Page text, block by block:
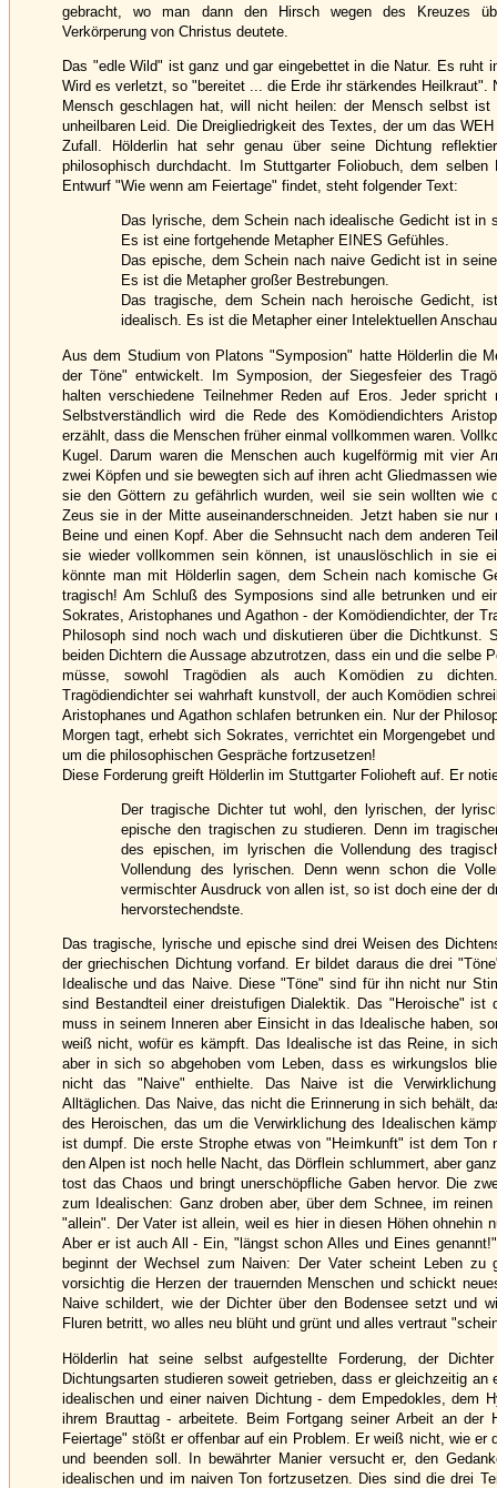
gebracht, wo man dann den Hirsch wegen des Kreuzes
Verkörperung von Christus deutete.
Das "edle Wild" ist ganz und gar eingebettet in die Natur. Es ruht
Wird es verletzt, so "bereitet ... die Erde ihr stärkendes Heilkraut".
Mensch geschlagen hat, will nicht heilen: der Mensch selbst ist
unheilbaren Leid. Die Dreigliedrigkeit des Textes, der um das
Zufall. Hölderlin hat sehr genau über seine Dichtung
philosophisch durchdacht. Im Stuttgarter Foliobuch, dem
Entwurf "Wie wenn am Feiertage" findet, steht folgender Text:
Das lyrische, dem Schein nach idealische Gedicht ist in
Es ist eine fortgehende Metapher EINES Gefühles.
Das epische, dem Schein nach naive Gedicht ist in
Es ist die Metapher großer Bestrebungen.
Das tragische, dem Schein nach heroische Gedicht,
idealisch. Es ist die Metapher einer Intelektuellen
Aus dem Studium von Platons "Symposion" hatte Hölderlin die
der Töne" entwickelt. Im Symposion, der Siegesfeier des
halten verschiedene Teilnehmer Reden auf Eros. Jeder spricht
Selbstverständlich wird die Rede des Komödiendichters
erzählt, dass die Menschen früher einmal vollkommen waren.
Kugel. Darum waren die Menschen auch kugelförmig mit vier
zwei Köpfen und sie bewegten sich auf ihren acht Gliedmassen
sie den Göttern zu gefährlich wurden, weil sie sein wollten wie
Zeus sie in der Mitte auseinanderschneiden. Jetzt haben sie nur
Beine und einen Kopf. Aber die Sehnsucht nach dem anderen
sie wieder vollkommen sein können, ist unauslöschlich in sie
könnte man mit Hölderlin sagen, dem Schein nach komische
tragisch! Am Schluß des Symposions sind alle betrunken und
Sokrates, Aristophanes und Agathon - der Komödiendichter, der
Philosoph sind noch wach und diskutieren über die Dichtkunst.
beiden Dichtern die Aussage abzutrotzen, dass ein und die selbe
müsse, sowohl Tragödien als auch Komödien zu
Tragödiendichter sei wahrhaft kunstvoll, der auch Komödien
Aristophanes und Agathon schlafen betrunken ein. Nur der
Morgen tagt, erhebt sich Sokrates, verrichtet ein Morgengebet
um die philosophischen Gespräche fortzusetzen!
Diese Forderung greift Hölderlin im Stuttgarter Folioheft auf. Er
Der tragische Dichter tut wohl, den lyrischen, der
epische den tragischen zu studieren. Denn im
des epischen, im lyrischen die Vollendung des
Vollendung des lyrischen. Denn wenn schon die
vermischter Ausdruck von allen ist, so ist doch eine der
hervorstechendste.
Das tragische, lyrische und epische sind drei Weisen des
der griechischen Dichtung vorfand. Er bildet daraus die drei
Idealische und das Naive. Diese "Töne" sind für ihn nicht nur
sind Bestandteil einer dreistufigen Dialektik. Das "Heroische" ist
muss in seinem Inneren aber Einsicht in das Idealische haben,
weiß nicht, wofür es kämpft. Das Idealische ist das Reine, in
aber in sich so abgehoben vom Leben, dass es wirkungslos
nicht das "Naive" enthielte. Das Naive ist die
Alltäglichen. Das Naive, das nicht die Erinnerung in sich behält,
des Heroischen, das um die Verwirklichung des Idealischen
ist dumpf. Die erste Strophe etwas von "Heimkunft" ist dem Ton
den Alpen ist noch helle Nacht, das Dörflein schlummert, aber
tost das Chaos und bringt unerschöpfliche Gaben hervor. Die
zum Idealischen: Ganz droben aber, über dem Schnee, im
"allein". Der Vater ist allein, weil es hier in diesen Höhen ohnehin
Aber er ist auch All - Ein, "längst schon Alles und Eines
beginnt der Wechsel zum Naiven: Der Vater scheint Leben zu
vorsichtig die Herzen der trauernden Menschen und schickt
Naive schildert, wie der Dichter über den Bodensee setzt und
Fluren betritt, wo alles neu blüht und grünt und alles vertraut
Hölderlin hat seine selbst aufgestellte Forderung, der
Dichtungsarten studieren soweit getrieben, dass er gleichzeitig an
idealischen und einer naiven Dichtung - dem Empedokles, dem
ihrem Brauttag - arbeitete. Beim Fortgang seiner Arbeit an der
Feiertage" stößt er offenbar auf ein Problem. Er weiß nicht, wie er
und beenden soll. In bewährter Manier versucht er, den
idealischen und im naiven Ton fortzusetzen. Dies sind die drei